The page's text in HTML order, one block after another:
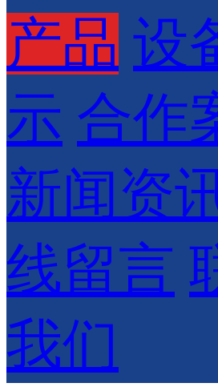
产品 设
示 合作
新闻资
线留言
我们